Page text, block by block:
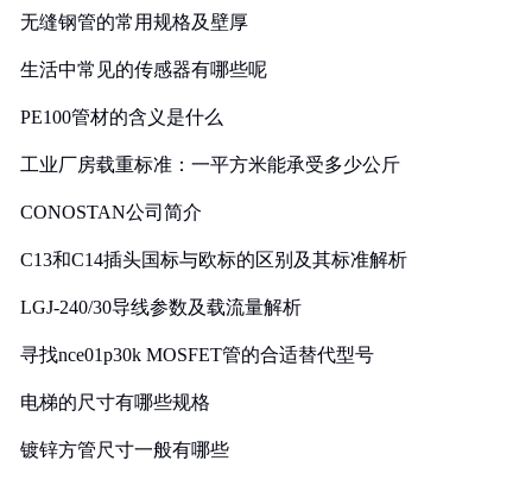
无缝钢管的常用规格及壁厚
生活中常见的传感器有哪些呢
PE100管材的含义是什么
工业厂房载重标准：一平方米能承受多少公斤
CONOSTAN公司简介
C13和C14插头国标与欧标的区别及其标准解析
LGJ-240/30导线参数及载流量解析
寻找nce01p30k MOSFET管的合适替代型号
电梯的尺寸有哪些规格
镀锌方管尺寸一般有哪些